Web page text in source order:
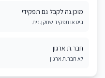
מוכן.נה לקבל גם תפקידי
ביט או תפקיד שחקן.נית
חבר.ת ארגון
לא חבר.ת ארגון